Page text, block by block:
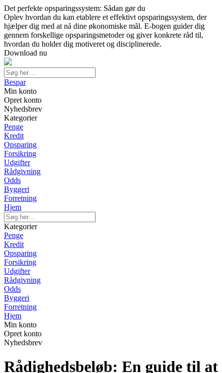
Det perfekte opsparingssystem: Sådan gør du
Oplev hvordan du kan etablere et effektivt opsparingssystem, der
hjælper dig med at nå dine økonomiske mål. E-bogen guider dig
gennem forskellige opsparingsmetoder og giver konkrete råd til,
hvordan du holder dig motiveret og disciplinerede.
Download nu
Bespar
Min konto
Opret konto
Nyhedsbrev
Kategorier
Penge
Kredit
Opsparing
Forsikring
Udgifter
Rådgivning
Odds
Byggeri
Forretning
Hjem
Kategorier
Penge
Kredit
Opsparing
Forsikring
Udgifter
Rådgivning
Odds
Byggeri
Forretning
Hjem
Min konto
Opret konto
Nyhedsbrev
Rådighedsbeløb: En guide til at